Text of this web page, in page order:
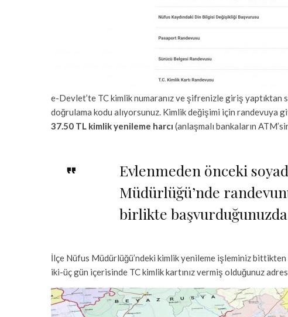
e-Devlet’te TC kimlik numaranız ve şifrenizle giriş yaptıktan
doğrulama kodu alıyorsunuz. Kimlik değişimi için randevuya
37.50 TL kimlik yenileme harcı (anlaşmalı bankaların
Evlenmeden önceki
Müdürlüğü’nde
birlikte
İlçe Nüfus Müdürlüğü’ndeki kimlik yenileme işleminiz
iki-üç gün içerisinde TC kimlik kartınız vermiş olduğunuz